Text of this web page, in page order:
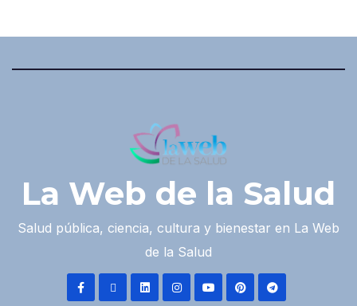
La Web de la Salud
Salud pública, ciencia, cultura y bienestar en La Web
de la Salud